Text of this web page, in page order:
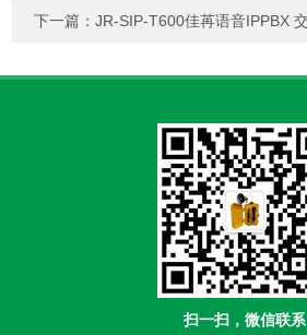
下一篇：JR-SIP-T600佳苒语音IPPBX 交
扫一扫，微信联系